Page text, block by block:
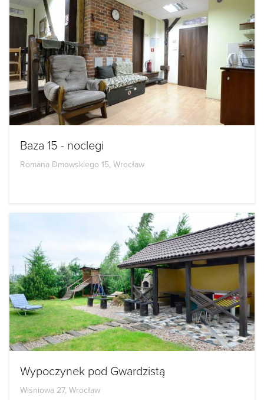
Baza 15 - noclegi
Romana Dmowskiego 15, Wrocław
Wypoczynek pod Gwardzistą
Wiśniowa 27, Wrocław